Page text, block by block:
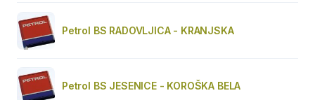
Petrol BS RADOVLJICA - KRANJSKA
Petrol BS JESENICE - KOROŠKA BELA